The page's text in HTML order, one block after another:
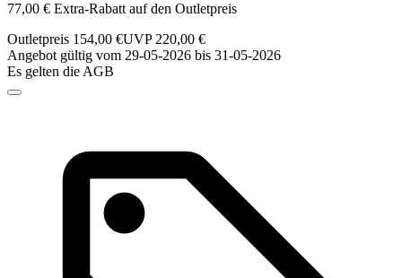
77,00 € Extra-Rabatt auf den Outletpreis
Outletpreis 154,00 €UVP 220,00 €
Angebot gültig vom 29-05-2026 bis 31-05-2026
Es gelten die AGB